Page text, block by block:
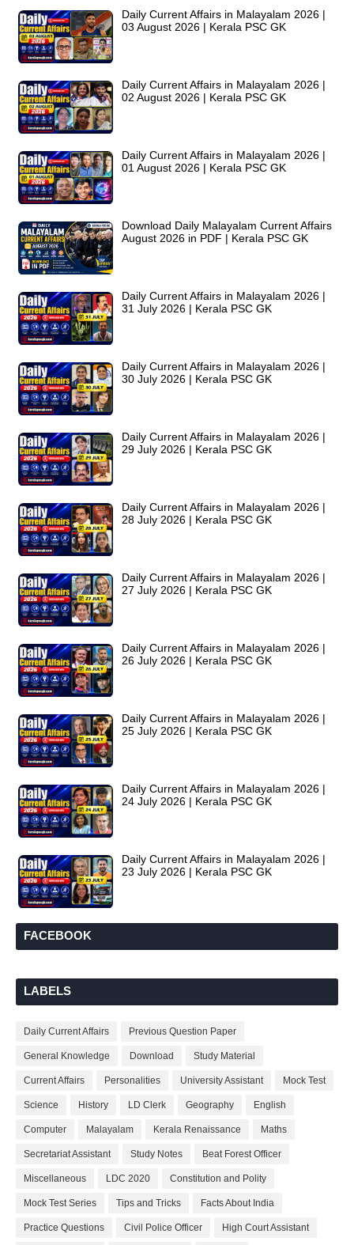
Daily Current Affairs in Malayalam 2026 |
03 August 2026 | Kerala PSC GK
Daily Current Affairs in Malayalam 2026 |
02 August 2026 | Kerala PSC GK
Daily Current Affairs in Malayalam 2026 |
01 August 2026 | Kerala PSC GK
Download Daily Malayalam Current Affairs
August 2026 in PDF | Kerala PSC GK
Daily Current Affairs in Malayalam 2026 |
31 July 2026 | Kerala PSC GK
Daily Current Affairs in Malayalam 2026 |
30 July 2026 | Kerala PSC GK
Daily Current Affairs in Malayalam 2026 |
29 July 2026 | Kerala PSC GK
Daily Current Affairs in Malayalam 2026 |
28 July 2026 | Kerala PSC GK
Daily Current Affairs in Malayalam 2026 |
27 July 2026 | Kerala PSC GK
Daily Current Affairs in Malayalam 2026 |
26 July 2026 | Kerala PSC GK
Daily Current Affairs in Malayalam 2026 |
25 July 2026 | Kerala PSC GK
Daily Current Affairs in Malayalam 2026 |
24 July 2026 | Kerala PSC GK
Daily Current Affairs in Malayalam 2026 |
23 July 2026 | Kerala PSC GK
FACEBOOK
LABELS
Daily Current Affairs Previous Question Paper
General Knowledge Download Study Material
Current Affairs Personalities University Assistant Mock Test
Science History LD Clerk Geography English
Computer Malayalam Kerala Renaissance Maths
Secretariat Assistant Study Notes Beat Forest Officer
Miscellaneous LDC 2020 Constitution and Polity
Mock Test Series Tips and Tricks Facts About India
Practice Questions Civil Police Officer High Court Assistant